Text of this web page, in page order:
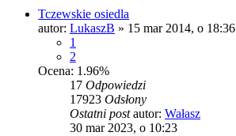
Tczewskie osiedla
autor: LukaszB » 15 mar 2014, o 18:36
1
2
Ocena: 1.96%
17 Odpowiedzi
17923 Odsłony
Ostatni postautor: Wałasz
30 mar 2023, o 10:23